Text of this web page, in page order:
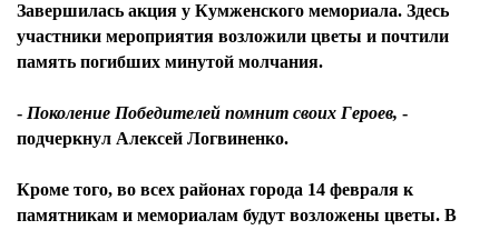
Завершилась акция у Кумженского мемориала. Здесь
участники мероприятия возложили цветы и почтили
память погибших минутой молчания.
- Поколение Победителей помнит своих Героев, -
подчеркнул Алексей Логвиненко.
Кроме того, во всех районах города 14 февраля к
памятникам и мемориалам будут возложены цветы. В